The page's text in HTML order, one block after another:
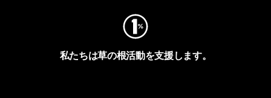
私たちは草の根活動を支援します。